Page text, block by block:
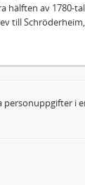
hälften av 1780-
till
i